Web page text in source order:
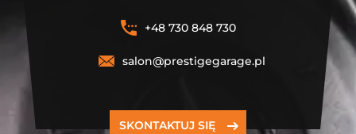
+48 730 848 730
salon@prestigegarage.pl
SKONTAKTUJ SIĘ